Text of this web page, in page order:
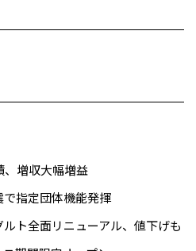
、増収大幅増益
指定団体機能発揮
ト全面リニューアル、値下げも